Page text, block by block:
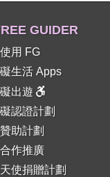
GUIDER
用 FG
生活 Apps
出遊
認證計劃
助計劃
作推廣
使捐贈計劃